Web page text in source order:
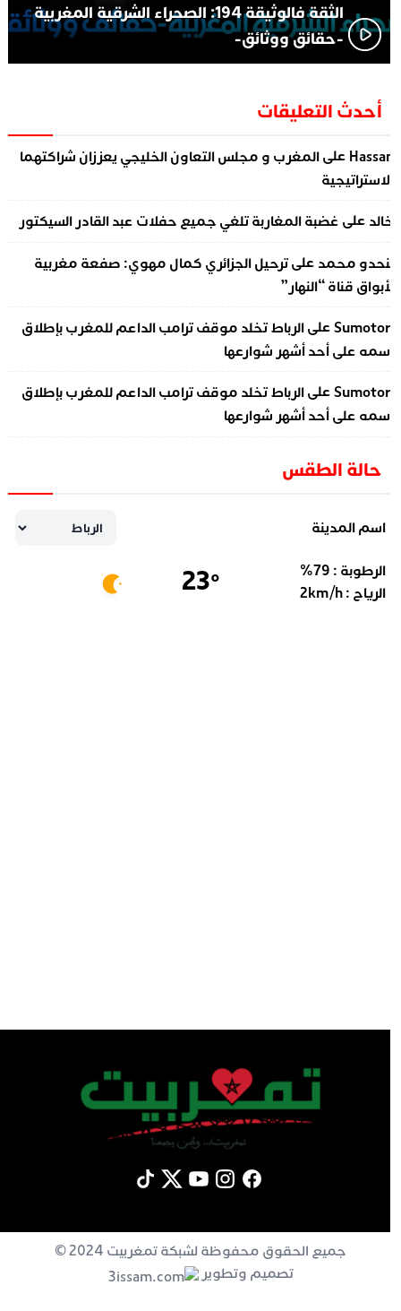
الثقة فالوثيقة 194: الصحراء الشرقية المغربية
-حقائق ووثائق-
أحدث التعليقات
علىالمغرب و مجلس التعاون الخليجي يعززان شراكتهما
علىغضبة المغاربة تلغي جميع حفلات عبد القادر السيكتور
محمدعلىترحيل الجزائري كمال مهوي: صفعة مغربية
قناة “النهار”
علىالرباط تخلد موقف ترامب الداعم للمغرب بإطلاق
على أحد أشهر شوارعها
علىالرباط تخلد موقف ترامب الداعم للمغرب بإطلاق
على أحد أشهر شوارعها
حالة الطقس
اسم المدينة
الرطوبة : 79
%
الرياح :
2km/h
23
جميع الحقوق محفوظة لشبكة تمغربيت 2024 ©
تصميم وتطوير